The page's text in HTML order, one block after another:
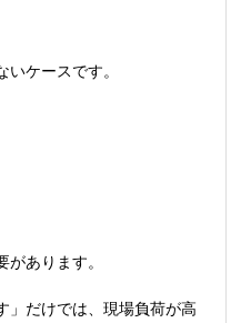
ケースです。
あります。
」だけでは、現場負荷が高